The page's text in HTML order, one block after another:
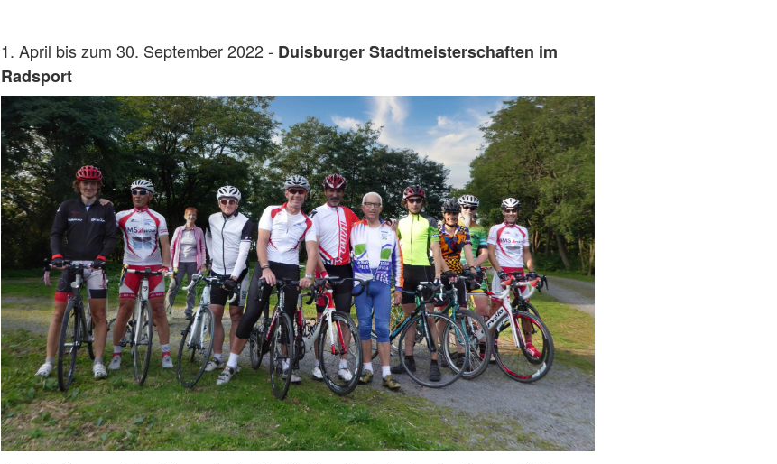
1. April bis zum 30. September 2022 - Duisburger Stadtmeisterschaften im
Radsport